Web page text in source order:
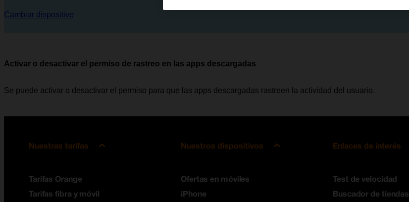
Cambiar dispositivo
Activar o desactivar el permiso de rastreo en las apps descargadas
Se puede activar o desactivar el permiso para que las apps descargadas rastreen la actividad del usuario.
Nuestras tarifas
Tarifas Orange
Tarifas fibra y móvil
Nuestros dispositivos
Ofertas en móviles
iPhone
Enlaces de interés
Test de velocidad
Buscador de tiendas